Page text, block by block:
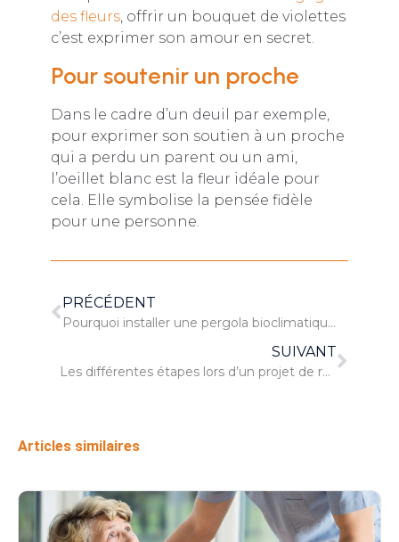
des fleurs, offrir un bouquet de violettes
c’est exprimer son amour en secret.
Pour soutenir un proche
Dans le cadre d’un deuil par exemple,
pour exprimer son soutien à un proche
qui a perdu un parent ou un ami,
l’oeillet blanc est la fleur idéale pour
cela. Elle symbolise la pensée fidèle
pour une personne.
PRÉCÉDENT
Pourquoi installer une pergola bioclimatique chez soi ?
SUIVANT
Les différentes étapes lors d’un projet de rénovation
Articles similaires